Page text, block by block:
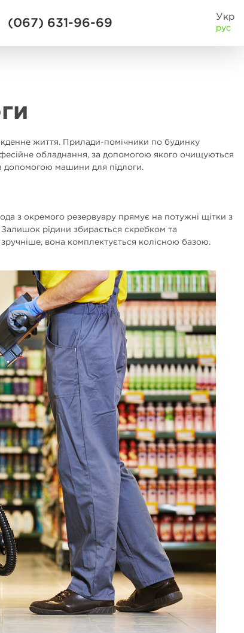
(067) 631-96-69 Укр
рус
життя. Прилади-помічники по будинку
обладнання, за допомогою якого очищуються
допомогою машини для підлоги.
з окремого резервуару прямує на потужні щітки з
рідини збирається скребком та
вона комплектується колісною базою.